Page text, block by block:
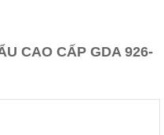
CAO CẤP GDA 926-